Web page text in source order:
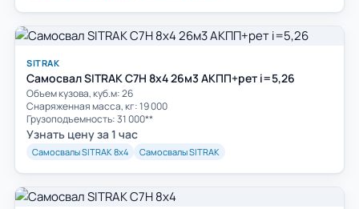
SITRAK
Самосвал SITRAK C7H 8x4 26м3 АКПП+рет i=5,26
Объем кузова, куб.м: 26
Cнаряженная масса, кг: 19 000
Грузоподъемность: 31 000**
Узнать цену за 1 час
Самосвалы SITRAK 8х4 Самосвалы SITRAK